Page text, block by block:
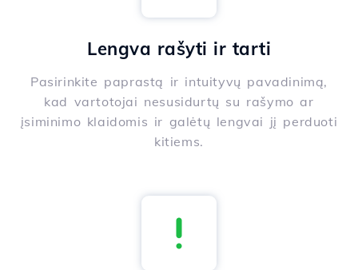
Lengva rašyti ir tarti
Pasirinkite paprastą ir intuityvų pavadinimą,
kad vartotojai nesusidurtų su rašymo ar
įsiminimo klaidomis ir galėtų lengvai jį perduoti
kitiems.